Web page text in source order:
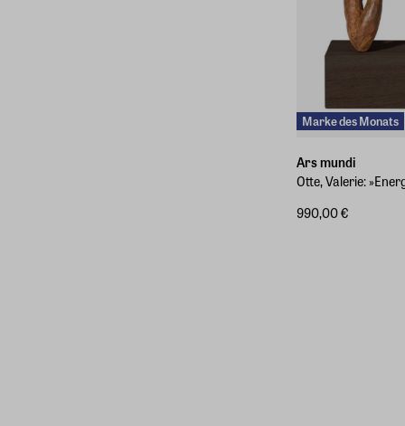
Marke des Monats
Ars mundi
Otte, Valerie:
990,00 €